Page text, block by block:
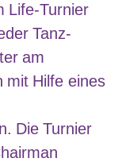
Life-Turnier
Tanz-
am
mit Hilfe eines
Die Turnier